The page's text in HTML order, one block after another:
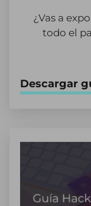
¿Vas a
todo el
Descargar